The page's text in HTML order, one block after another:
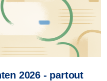
2026 - partout